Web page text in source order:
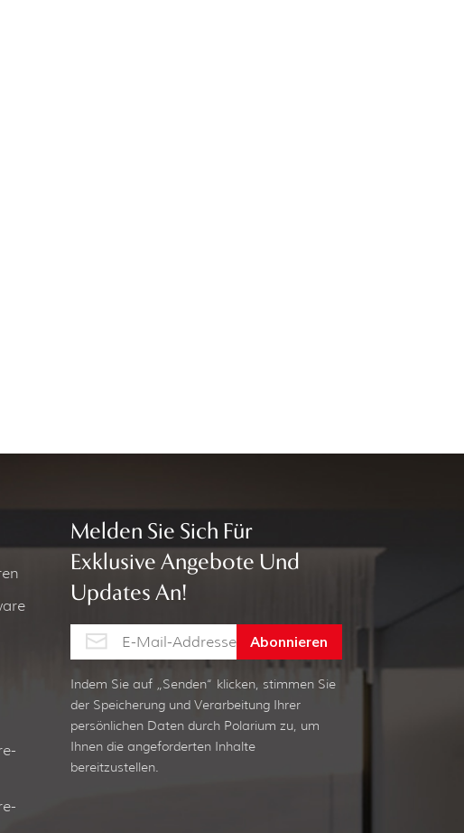
Melden Sie Sich Für
Exklusive Angebote Und
Updates An!
Indem Sie auf „Senden“ klicken, stimmen Sie
der Speicherung und Verarbeitung Ihrer
persönlichen Daten durch Polarium zu, um
Ihnen die angeforderten Inhalte
bereitzustellen.